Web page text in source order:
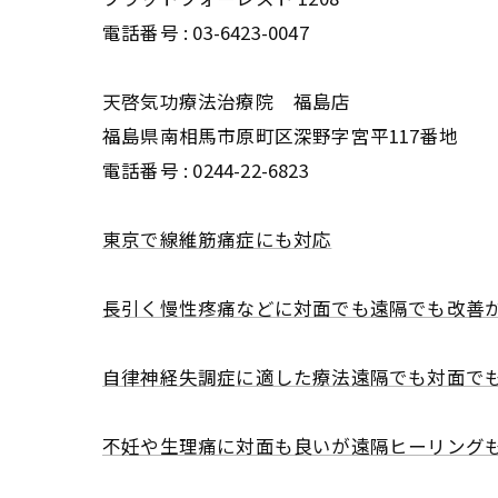
電話番号 : 03-6423-0047
天啓気功療法治療院 福島店
福島県南相馬市原町区深野字宮平117番地
電話番号 : 0244-22-6823
東京で線維筋痛症にも対応
長引く慢性疼痛などに対面でも遠隔でも改善
自律神経失調症に適した療法遠隔でも対面で
不妊や生理痛に対面も良いが遠隔ヒーリング